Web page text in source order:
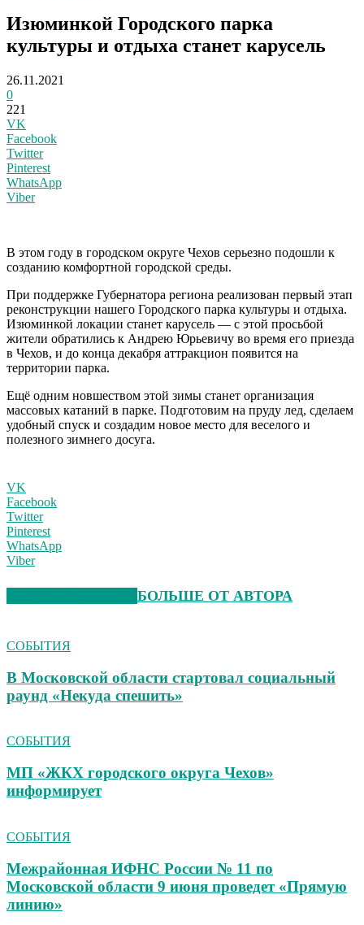
Изюминкой Городского парка
культуры и отдыха станет карусель
26.11.2021
0
221
VK
Facebook
Twitter
Pinterest
WhatsApp
Viber
В этом году в городском округе Чехов серьезно подошли к
созданию комфортной городской среды.
При поддержке Губернатора региона реализован первый этап
реконструкции нашего Городского парка культуры и отдыха.
Изюминкой локации станет карусель — с этой просьбой
жители обратились к Андрею Юрьевичу во время его приезда
в Чехов, и до конца декабря аттракцион появится на
территории парка.
Ещё одним новшеством этой зимы станет организация
массовых катаний в парке. Подготовим на пруду лед, сделаем
удобный спуск и создадим новое место для веселого и
полезного зимнего досуга.
VK
Facebook
Twitter
Pinterest
WhatsApp
Viber
БОЛЬШЕ ОТ АВТОРА
СОБЫТИЯ
В Московской области стартовал социальный
раунд «Некуда спешить»
СОБЫТИЯ
МП «ЖКХ городского округа Чехов»
информирует
СОБЫТИЯ
Межрайонная ИФНС России № 11 по
Московской области 9 июня проведет «Прямую
линию»